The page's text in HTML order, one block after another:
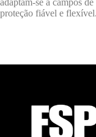
proteção fiável e flexível.